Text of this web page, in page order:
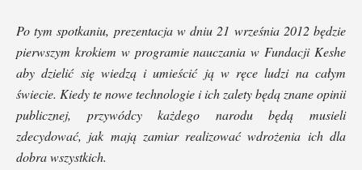
Po tym spotkaniu, prezentacja w dniu 21 września 2012 będzie
pierwszym krokiem w programie nauczania w Fundacji Keshe
aby dzielić się wiedzą i umieścić ją w ręce ludzi na całym
świecie. Kiedy te nowe technologie i ich zalety będą znane opinii
publicznej, przywódcy każdego narodu będą musieli
zdecydować, jak mają zamiar realizować wdrożenia ich dla
dobra wszystkich.